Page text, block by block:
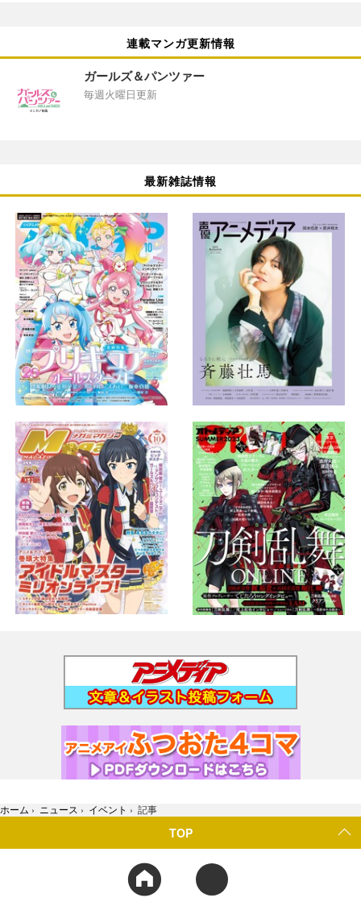
連載マンガ更新情報
ガールズ＆パンツァー
毎週火曜日更新
最新雑誌情報
ホーム › ニュース › イベント › 記事
TOP